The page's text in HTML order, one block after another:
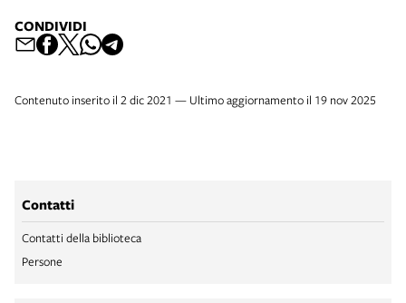
CONDIVIDI
Contenuto inserito il 2 dic 2021 — Ultimo aggiornamento il 19 nov 2025
Contatti
Contatti della biblioteca
Persone